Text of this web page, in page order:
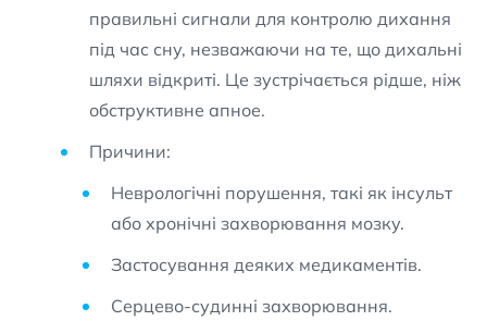
правильні сигнали для контролю дихання
під час сну, незважаючи на те, що дихальні
шляхи відкриті. Це зустрічається рідше, ніж
обструктивне апное.
Причини:
Неврологічні порушення, такі як інсульт
або хронічні захворювання мозку.
Застосування деяких медикаментів.
Серцево-судинні захворювання.